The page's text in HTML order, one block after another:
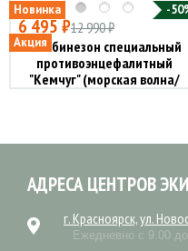
Новинка
Акция
-
6 495 ₽12 990 ₽
Комбинезон специальный
противоэнцефалитный
"Кемчуг" (морская волна/
хаки)
АДРЕСА ЦЕНТРОВ
г. Красноярск, ул.
Ежедневно с 9.00